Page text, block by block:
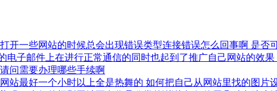
打开一些网站的时候总会出现错误类型连接错误怎么回事啊 是否
电子邮件上在进行正常通信的同时也起到了推广自己网站的效果
问需要办理哪些手续啊
站最好一个小时以上全是热舞的 如何把自己从网站里找的图片